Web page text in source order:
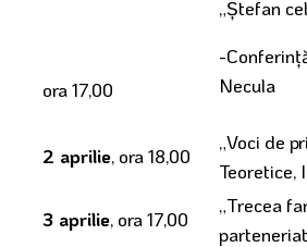
ora 17,00
„Ştefan
-
Necula
2 aprilie, ora 18,00
„Voci de
Teoretice,
3 aprilie, ora 17,00
„Trecea